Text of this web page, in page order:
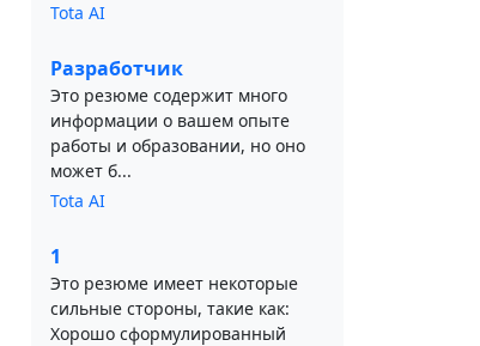
Tota AI
Разработчик
Это резюме содержит много
информации о вашем опыте
работы и образовании, но оно
может б...
Tota AI
1
Это резюме имеет некоторые
сильные стороны, такие как:
Хорошо сформулированный